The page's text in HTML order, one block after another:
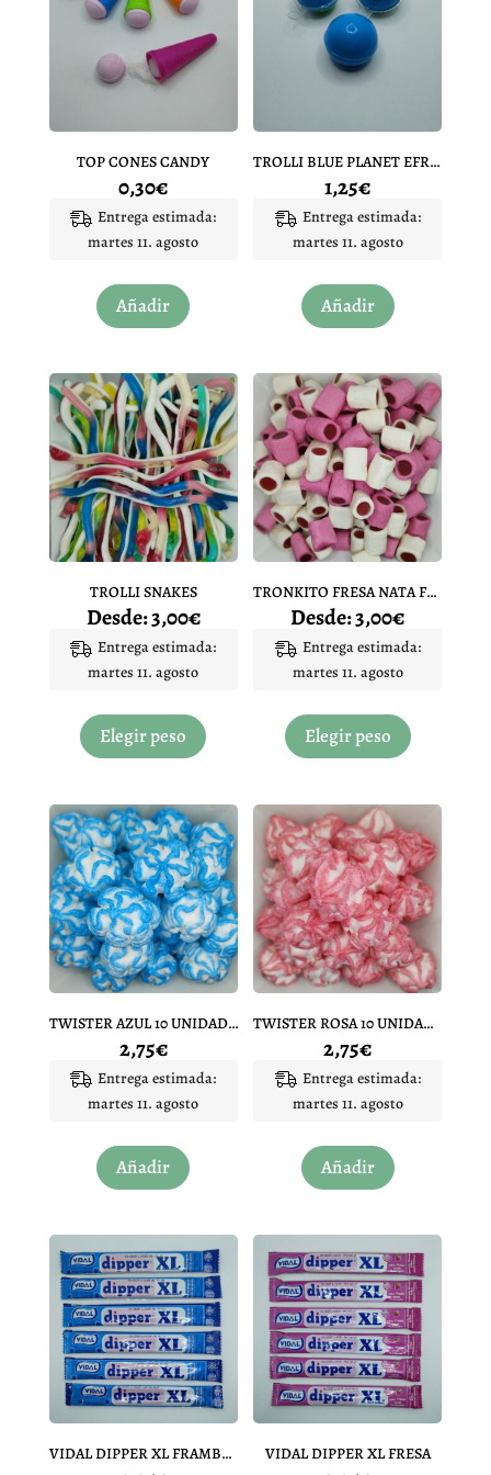
TOP CONES CANDY
0,30€
Entrega estimada:
martes 11. agosto
Añadir
TROLLI BLUE PLANET EFRUTTI
1,25€
Entrega estimada:
martes 11. agosto
Añadir
TROLLI SNAKES
Desde:3,00€
Entrega estimada:
martes 11. agosto
Elegir peso
producto
variantes.
Las
opciones
se
pueden
elegir
en
la
TRONKITO FRESA NATA FRESA
Desde:3,00€
Entrega estimada:
martes 11. agosto
Elegir peso
producto
variantes.
Las
opciones
se
pueden
elegir
en
la
TWISTER AZUL 10 UNIDADES
2,75€
Entrega estimada:
martes 11. agosto
Añadir
TWISTER ROSA 10 UNIDADES
2,75€
Entrega estimada:
martes 11. agosto
Añadir
VIDAL DIPPER XL FRAMBUESA VIDAL DIPPER XL FRESA